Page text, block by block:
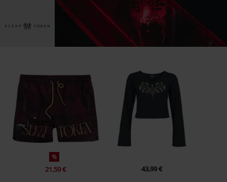
%
21,59 € 43,99 €